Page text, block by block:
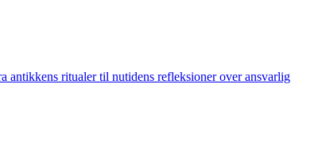
antikkens ritualer til nutidens refleksioner over ansvarlig